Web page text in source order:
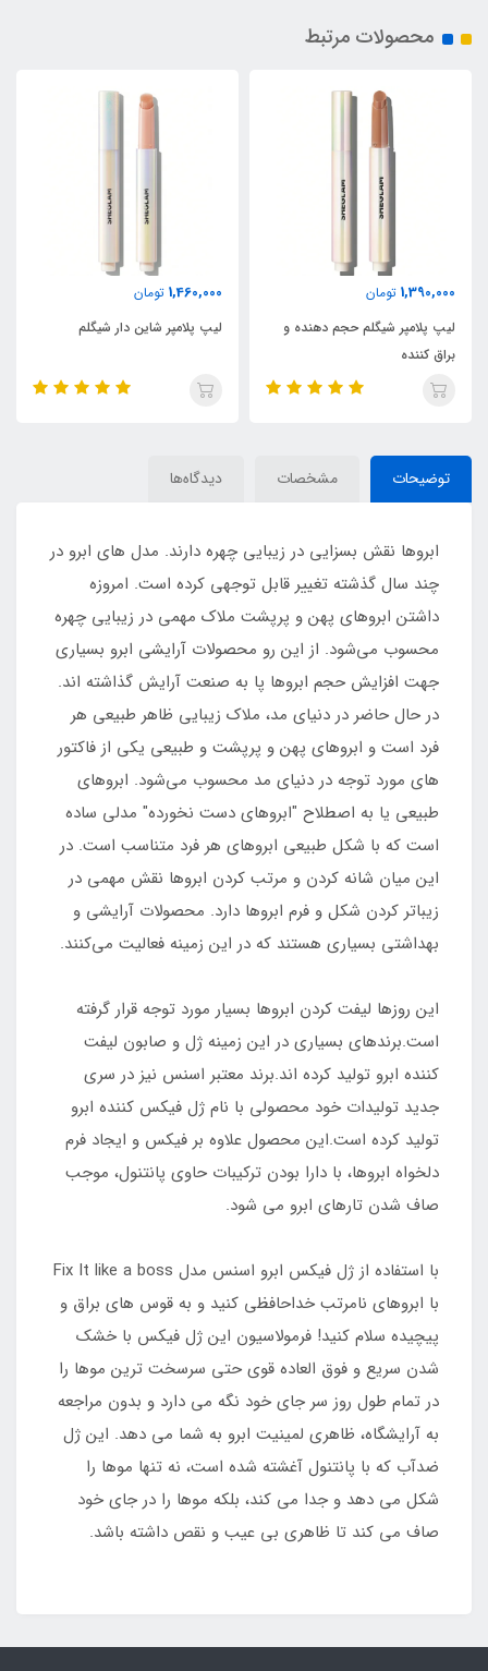
محصولات مرتبط
1,390,000 تومان
لیپ پلامپر شیگلم حجم دهنده و
براق کننده
1,460,000 تومان
لیپ پلامپر شاین دار شیگلم
توضیحات مشخصات دیدگاه‌ها
ابروها نقش بسزایی در زیبایی چهره دارند. مدل های ابرو در
چند سال گذشته تغییر قابل توجهی کرده است. امروزه
داشتن ابروهای پهن و پرپشت ملاک مهمی در زیبایی چهره
محسوب می‌شود. از این رو محصولات آرایشی ابرو بسیاری
جهت افزایش حجم ابروها پا به صنعت آرایش گذاشته اند.
در حال حاضر در دنیای مد، ملاک زیبایی ظاهر طبیعی هر
فرد است و ابروهای پهن و پرپشت و طبیعی یکی از فاکتور
های مورد توجه در دنیای مد محسوب می‌شود. ابروهای
طبیعی یا به اصطلاح "ابروهای دست نخورده" مدلی ساده
است که با شکل طبیعی ابروهای هر فرد متناسب است. در
این میان شانه کردن و مرتب کردن ابروها نقش مهمی در
زیباتر کردن شکل و فرم ابروها دارد. محصولات آرایشی و
بهداشتی بسیاری هستند که در این زمینه فعالیت می‌کنند.
این روزها لیفت کردن ابروها بسیار مورد توجه قرار گرفته
است.برندهای بسیاری در این زمینه ژل و صابون لیفت
کننده ابرو تولید کرده اند.برند معتبر اسنس نیز در سری
جدید تولیدات خود محصولی با نام ژل فیکس کننده ابرو
تولید کرده است.این محصول علاوه بر فیکس و ایجاد فرم
دلخواه ابروها، با دارا بودن ترکیبات حاوی پانتنول، موجب
صاف شدن تارهای ابرو می شود.
با استفاده از ژل فیکس ابرو اسنس مدل Fix It like a boss
با ابروهای نامرتب خداحافظی کنید و به قوس های براق و
پیچیده سلام کنید! فرمولاسیون این ژل فیکس با خشک
شدن سریع و فوق العاده قوی حتی سرسخت ترین موها را
در تمام طول روز سر جای خود نگه می دارد و بدون مراجعه
به آرایشگاه، ظاهری لمینیت ابرو به شما می دهد. این ژل
ضدآب که با پانتنول آغشته شده است، نه تنها موها را
شکل می دهد و جدا می کند، بلکه موها را در جای خود
صاف می کند تا ظاهری بی عیب و نقص داشته باشد.